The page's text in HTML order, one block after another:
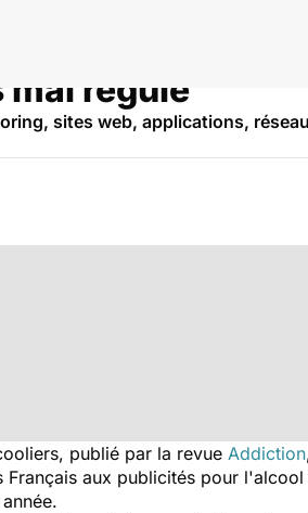
régulé
sites web, applications,
publié par la revue Addiction
Français aux publicités pour